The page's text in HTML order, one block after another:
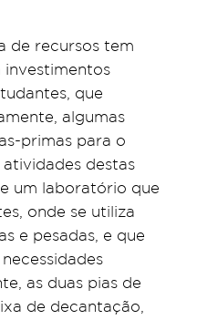
de recursos tem
que
algumas
primas para o
destas
um laboratório que
onde se utiliza
e pesadas, e que
as duas pias de
de decantação,